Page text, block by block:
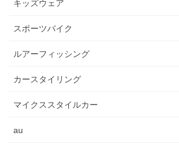
キッズウェア
スポーツバイク
ルアーフィッシング
カースタイリング
マイクススタイルカー
au